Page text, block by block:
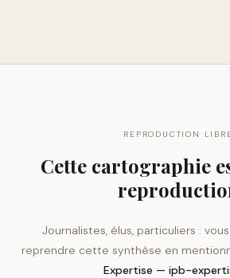
REPRODUCTION
Cette cartographie
Journalistes, élus, particuliers :
reprendre cette synthèse en
Expertise — ipb-